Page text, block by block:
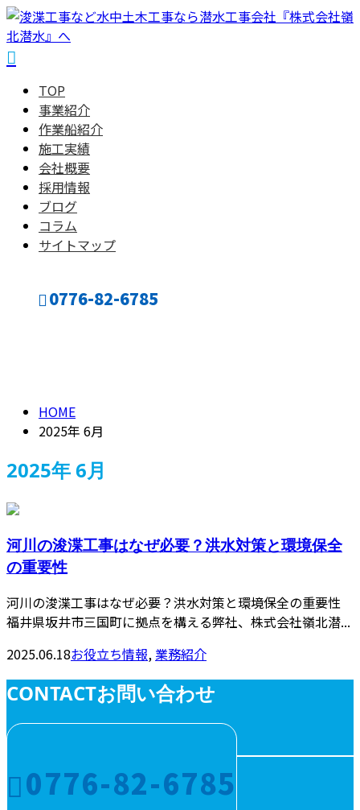
TOP
事業紹介
作業船紹介
施工実績
会社概要
採用情報
ブログ
コラム
サイトマップ
0776-82-6785
HOME
2025年 6月
2025年 6月
河川の浚渫工事はなぜ必要？洪水対策と環境保全
の重要性
河川の浚渫工事はなぜ必要？洪水対策と環境保全の重要性
福井県坂井市三国町に拠点を構える弊社、株式会社嶺北潜...
2025.06.18お役立ち情報,業務紹介
CONTACTお問い合わせ
0776-82-6785